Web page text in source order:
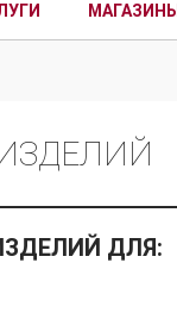
МАГАЗИНЫ
ДЛЯ: